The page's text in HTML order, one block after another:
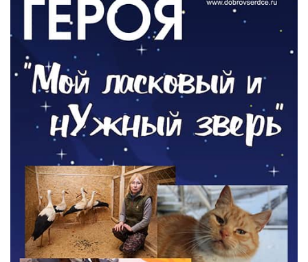
Новый настил на экотропе
05.08.2026